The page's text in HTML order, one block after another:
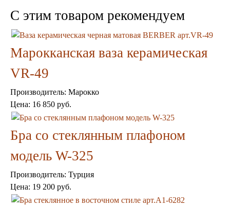
Марокканские лампы
Лампы со стеклом
Торшеры Марокко
Торшеры Мозаика
Торшеры со стеклом
C этим товаром рекомендуем
Марокканская ваза керамическая
VR-49
Производитель: Марокко
Цена: 16 850 руб.
Бра со стеклянным плафоном
модель W-325
Производитель: Турция
Цена: 19 200 руб.